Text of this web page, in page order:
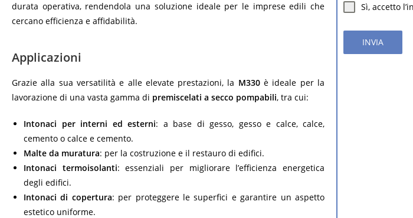
durata operativa, rendendola una soluzione ideale per le imprese edili che
cercano efficienza e affidabilità.
Applicazioni
Grazie alla sua versatilità e alle elevate prestazioni, la M330è ideale per la
lavorazione di una vasta gamma di premiscelati a secco pompabili, tra cui:
Intonaci per interni ed esterni: a base di gesso, gesso e calce, calce,
cemento o calce e cemento.
Malte da muratura: per la costruzione e il restauro di edifici.
Intonaci termoisolanti: essenziali per migliorare l’efficienza energetica
degli edifici.
Intonaci di copertura: per proteggere le superfici e garantire un aspetto
estetico uniforme.
Sì, accetto
INVIA